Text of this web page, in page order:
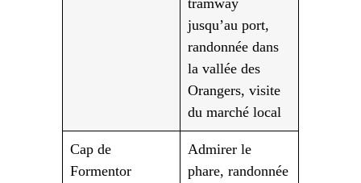
jusqu’au port,
randonnée dans
la vallée des
Orangers, visite
du marché local
Cap de
Formentor
Admirer le
phare, randonnée